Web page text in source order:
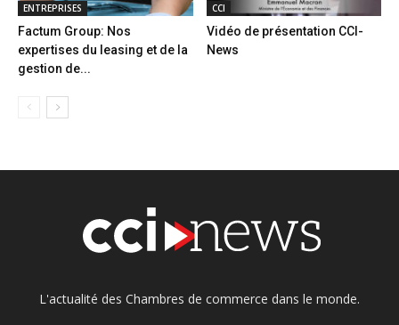
ENTREPRISES
Factum Group: Nos
expertises du leasing et de la
gestion de...
CCI
Vidéo de présentation CCI-
News
L'actualité des Chambres de commerce dans le monde.